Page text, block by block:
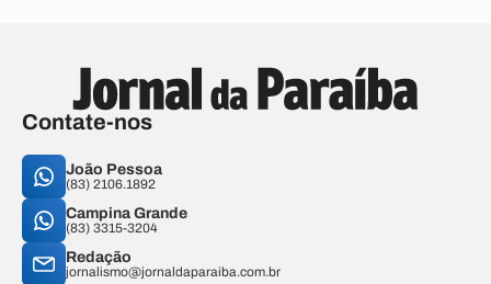
Contate-nos
João Pessoa
(83) 2106.1892
Campina Grande
(83) 3315-3204
Redação
jornalismo@jornaldaparaiba.com.br